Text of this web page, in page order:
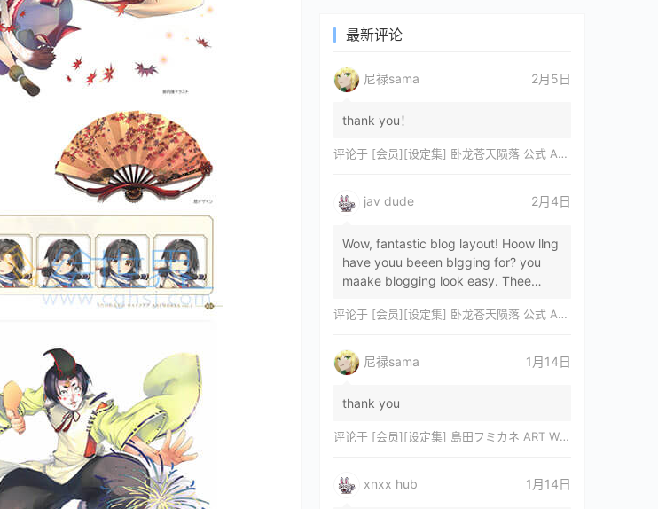
最新评论
尼禄sama 2月5日
thank you！
评论于 [会员][设定集] 卧龙苍天陨落 公式 ARTWORKS[DL]
jav dude 2月4日
Wow, fantastic blog layout! Hoow llng
have youu beeen blgging for? you
maake blogging look easy. Thee
magnificent, let…
评论于 [会员][设定集] 卧龙苍天陨落 公式 ARTWORKS[DL]
尼禄sama 1月14日
thank you
评论于 [会员][设定集] 島田フミカネ ART WORKS EXTRA Luminous Witches[DL]
xnxx hub 1月14日